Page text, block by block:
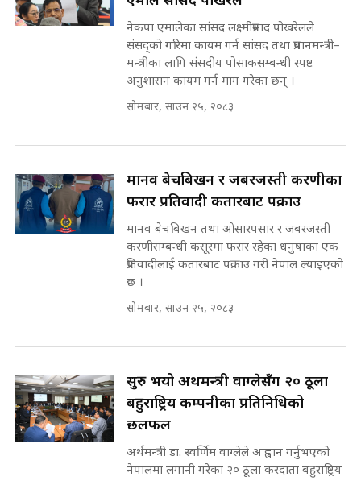
मोबिलिटीमा महिलाको पहुँच विस्तार गर्दै
इनड्राइभ || SIDHAKURA ||
Prachanda, Rabi, Gagan Stand
on the Same Page ||
SIDHAKURA ||
सहकारी पीडितसँग मन्त्री प्रतिभा रावलले
Waterfall of Rasuwa ||
SIDHAKURA ||
उठिबास | The Dark Side of
'Poppo Live'-SIDHAKURA
INVESTIGATION
मन्त्री आउने बित्तिकै सुरु भएको थियो
घुसको डिल || Raj Kumar Gupta ||
घुसको डिल गर्ने मन्त्रीकाे राजिनामा,
भूमिसुधार मन्त्रीलाई जोगाइदै ! ||
SIDHAKURA ||
प्रधानमन्त्री ? || SIDHAKURA ||
||
मन्त्री र पूर्व मन्त्रीको ७८ लाख घुस डिलको
SIDHAKURA |
नेकपा एमालेका सांसद लक्ष्मीप्रसाद पोखरेलले
संसद्को गरिमा कायम गर्न सांसद तथा प्रधानमन्त्री–
मन्त्रीका लागि संसदीय पोसाकसम्बन्धी स्पष्ट
अनुशासन कायम गर्न माग गरेका छन् ।
सोमबार, साउन २५, २०८३
मानव बेचबिखन र जबरजस्ती करणीका
फरार प्रतिवादी कतारबाट पक्राउ
मानव बेचबिखन तथा ओसारपसार र जबरजस्ती
करणीसम्बन्धी कसूरमा फरार रहेका धनुषाका एक
प्रतिवादीलाई कतारबाट पक्राउ गरी नेपाल ल्याइएको
छ ।
सोमबार, साउन २५, २०८३
सुरु भयो अर्थमन्त्री वाग्लेसँग २० ठूला
बहुराष्ट्रिय कम्पनीका प्रतिनिधिको
छलफल
अर्थमन्त्री डा. स्वर्णिम वाग्लेले आह्वान गर्नुभएको
नेपालमा लगानी गरेका २० ठूला करदाता बहुराष्ट्रिय